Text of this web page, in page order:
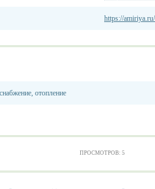
https://amiriya.ru/
отопление
ПРОСМОТРОВ: 5